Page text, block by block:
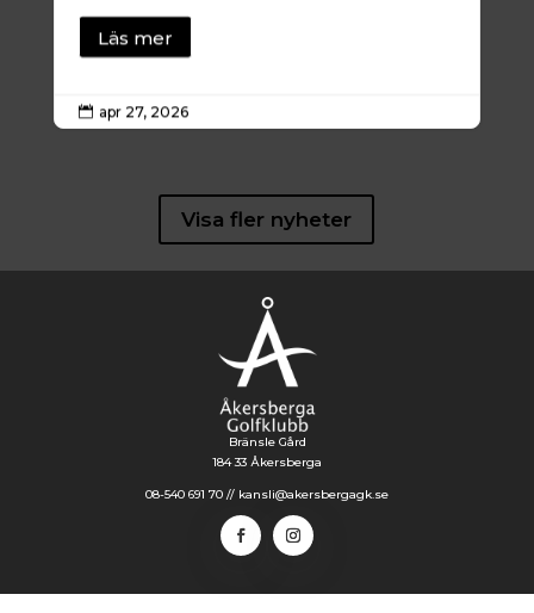
Läs mer
 apr 27, 2026
Visa fler nyheter
Bränsle Gård
184 33 Åkersberga
08-540 691 70 // kansli@akersbergagk.se